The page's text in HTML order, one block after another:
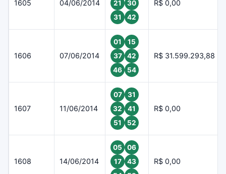
1605 04/06/2014 21
30
31
42
R$ 0,00
1606 07/06/2014
01
15
37
42
46
54
R$ 31.599.293,88
1607 11/06/2014
07
31
32
41
51
52
R$ 0,00
1608 14/06/2014
05
06
17
43
R$ 0,00